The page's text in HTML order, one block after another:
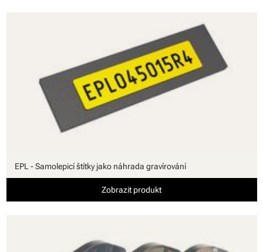
EPL - Samolepicí štítky jako náhrada gravírování
Zobrazit produkt